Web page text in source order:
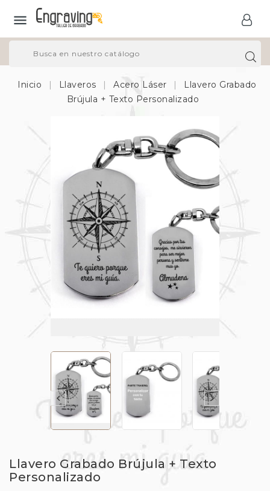

Inicio Llaveros Acero Láser
Llavero Grabado
Brújula + Texto Personalizado
 
Llavero Grabado Brújula + Texto
Personalizado